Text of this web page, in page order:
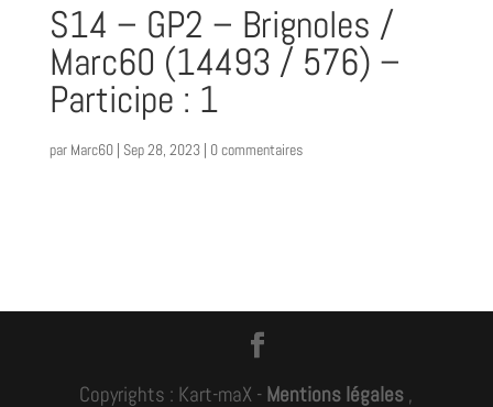
S14 – GP2 – Brignoles /
Marc60 (14493 / 576) –
Participe : 1
par Marc60| Sep 28, 2023| 0 commentaires
Copyrights : Kart-maX - Mentions légales ,